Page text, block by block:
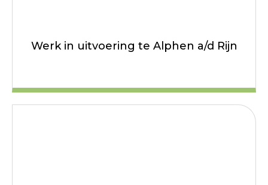
Werk in uitvoering te Alphen a/d Rijn